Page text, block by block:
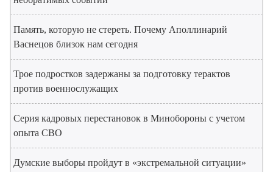
Память, которую не стереть. Почему Аполлинарий
Васнецов близок нам сегодня
Трое подростков задержаны за подготовку терактов
против военнослужащих
Серия кадровых перестановок в Минобороны с учетом
опыта СВО
Думские выборы пройдут в «экстремальной ситуации»